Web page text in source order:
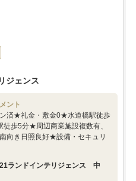
ジェンス
ント
済★礼金・敷金0★水道橋駅徒歩
徒歩5分★周辺商業施設複数有、
向き日照良好★設備・セキュリ
ランドインテリジェンス 中